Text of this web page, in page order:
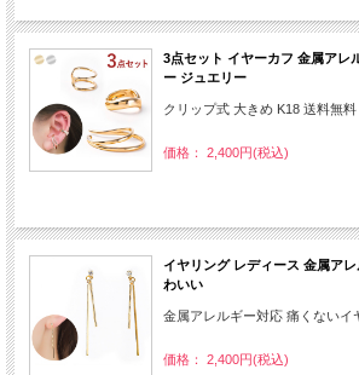
3点セット イヤーカフ 金属アレ
ー ジュエリー
クリップ式 大きめ K18 送料無
価格： 2,400円(税込)
イヤリング レディース 金属ア
わいい
金属アレルギー対応 痛くないイ
価格： 2,400円(税込)